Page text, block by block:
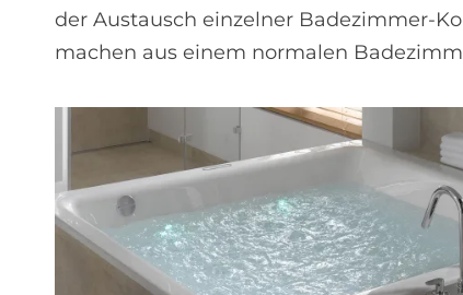
der Austausch einzelner Badezimmer-
machen aus einem normalen